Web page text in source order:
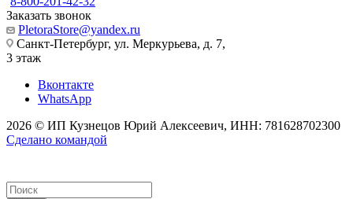
Заказать звонок
PletoraStore@yandex.ru
Санкт-Петербург, ул. Меркурьева, д. 7,
3 этаж
Вконтакте
WhatsApp
2026 © ИП Кузнецов Юрий Алексеевич, ИНН: 781628702300
Сделано командой